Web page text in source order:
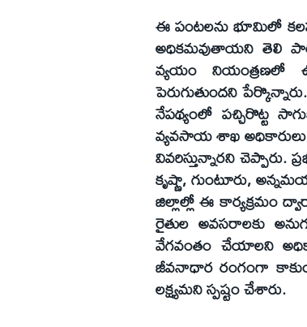
ఈ పంటలను భూమిలో
అధికమవుతాయని తెలి
వ్యయం నియంత్రణలో
పెరుగుతుందని
నేపథ్యంలో పచ్చిరొట్ట
వ్యవసాయ శాఖ అధికారులు
వివరిస్తున్నారని చెప్పారు.
కృష్ణా, గుంటూరు,
జిల్లాల్లో ఈ కార్యక్రమం
రైతుల అవసరాలకు
వేగవంతం చేయాలని
జీవనాధార రంగంగా
లక్ష్యమని స్పష్టం చేశారు.